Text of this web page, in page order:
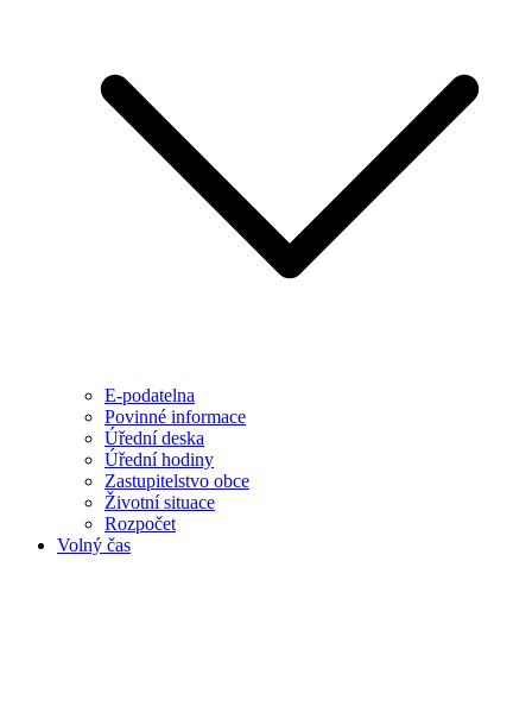
E-podatelna
Povinné informace
Úřední deska
Úřední hodiny
Zastupitelstvo obce
Životní situace
Rozpočet
Volný čas